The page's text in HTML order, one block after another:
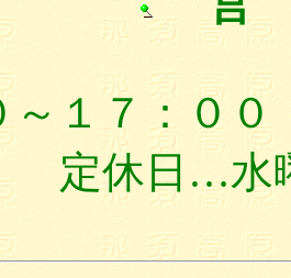
～１７：０
定休日…水